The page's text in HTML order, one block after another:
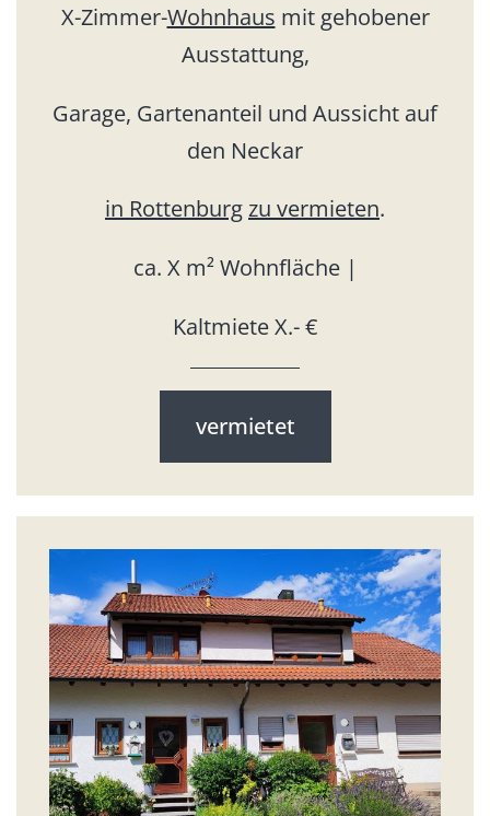
X-Zimmer-Wohnhaus mit gehobener
Ausstattung,
Garage, Gartenanteil und Aussicht auf
den Neckar
in Rottenburgzu vermieten.
ca. X m² Wohnfläche |
Kaltmiete X.- €
vermietet